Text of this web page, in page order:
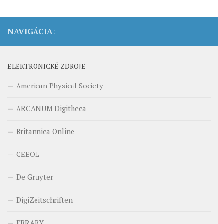
NAVIGÁCIA:
ELEKTRONICKÉ ZDROJE
American Physical Society
ARCANUM Digitheca
Britannica Online
CEEOL
De Gruyter
DigiZeitschriften